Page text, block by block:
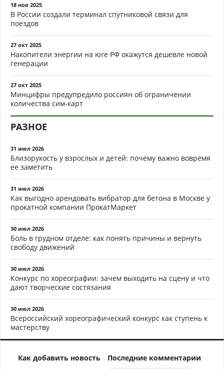
18 ноя 2025
В России создали терминал спутниковой связи для
поездов
27 окт 2025
Накопители энергии на юге РФ окажутся дешевле новой
генерации
27 окт 2025
Минцифры предупредило россиян об ограничении
количества сим-карт
РАЗНОЕ
31 июл 2026
Близорукость у взрослых и детей: почему важно вовремя
ее заметить
31 июл 2026
Как выгодно арендовать вибратор для бетона в Москве у
прокатной компании ПрокатМаркет
30 июл 2026
Боль в грудном отделе: как понять причины и вернуть
свободу движений
30 июл 2026
Конкурс по хореографии: зачем выходить на сцену и что
дают творческие состязания
30 июл 2026
Всероссийский хореографический конкурс как ступень к
мастерству
Как добавить новость
Последние комментарии